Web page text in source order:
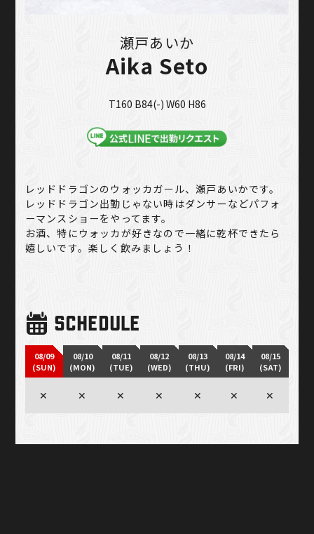
瀬戸あいか
Aika Seto
T160 B84(-) W60 H86
レッドドラゴンのウォッカガール、瀬戸あいかです。
レッドドラゴン出勤じゃない時はダンサーなどパフォ
ーマンスショーをやってます。
お酒、特にウォッカが好きなので一緒に乾杯できたら
嬉しいです。楽しく飲みましょう！
SCHEDULE
08/09
(SUN)
✕
08/10
(MON)
✕
08/11
(TUE)
✕
08/12
(WED)
✕
08/13
(THU)
✕
08/14
(FRI)
✕
08/15
(SAT)
✕